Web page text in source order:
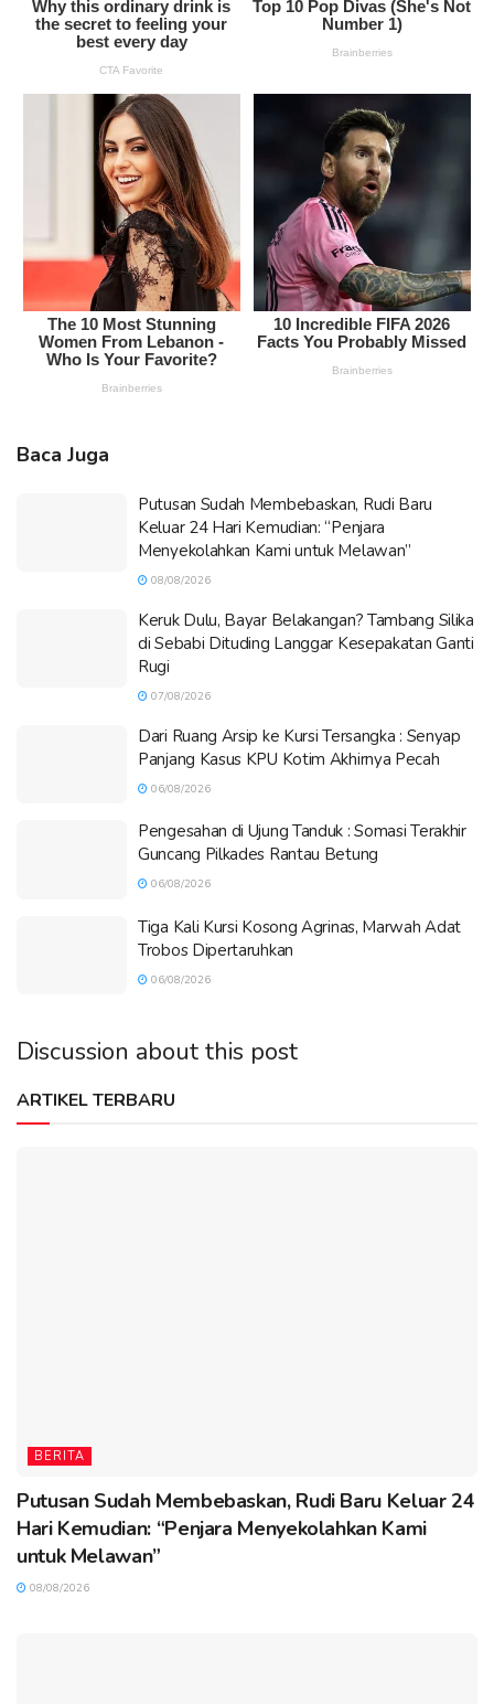
Baca Juga
Putusan Sudah Membebaskan, Rudi Baru
Keluar 24 Hari Kemudian: “Penjara
Menyekolahkan Kami untuk Melawan”
08/08/2026
Keruk Dulu, Bayar Belakangan? Tambang Silika
di Sebabi Dituding Langgar Kesepakatan Ganti
Rugi
07/08/2026
Dari Ruang Arsip ke Kursi Tersangka : Senyap
Panjang Kasus KPU Kotim Akhirnya Pecah
06/08/2026
Pengesahan di Ujung Tanduk : Somasi Terakhir
Guncang Pilkades Rantau Betung
06/08/2026
Tiga Kali Kursi Kosong Agrinas, Marwah Adat
Trobos Dipertaruhkan
06/08/2026
Discussion about this post
ARTIKEL TERBARU
BERITA
Putusan Sudah Membebaskan, Rudi Baru Keluar 24
Hari Kemudian: “Penjara Menyekolahkan Kami
untuk Melawan”
08/08/2026